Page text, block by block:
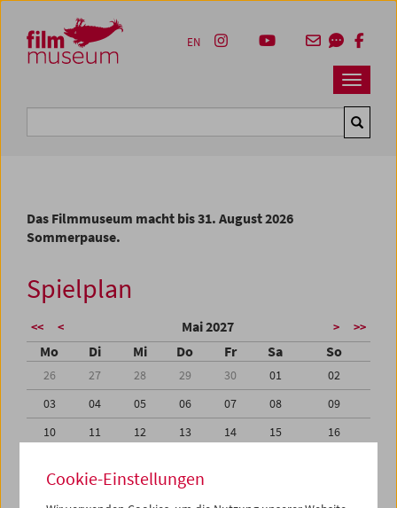
Zum Inhalt
Zum Hauptmenü
Zur Servicenavigation
Zum Suche
Navbar
EN
Das Filmmuseum macht bis 31. August 2026
Sommerpause.
Spielplan
<< < Mai 2027 > >>
Mo Di Mi Do Fr Sa So
26 27 28 29 30 01
02
03
04 05 06 07 08
09
10
11 12 13 14 15
16
24
25 26 27
Cookie-Einstellungen